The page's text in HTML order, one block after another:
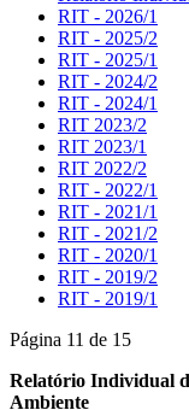
RIT - 2026/1
RIT - 2025/2
RIT - 2025/1
RIT - 2024/2
RIT - 2024/1
RIT 2023/2
RIT 2023/1
RIT 2022/2
RIT - 2022/1
RIT - 2021/1
RIT - 2021/2
RIT - 2020/1
RIT - 2019/2
RIT - 2019/1
Página 11 de 15
Relatório Individual
Ambiente